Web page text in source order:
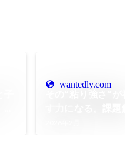
wantedly.com